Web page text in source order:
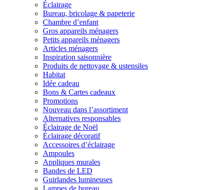
Éclairage
Bureau, bricolage & papeterie
Chambre d’enfant
Gros appareils ménagers
Petits appareils ménagers
Articles ménagers
Inspiration saisonnière
Produits de nettoyage & ustensiles
Habitat
Idée cadeau
Bons & Cartes cadeaux
Promotions
Nouveau dans l’assortiment
Alternatives responsables
Éclairage de Noël
Éclairage décoratif
Accessoires d’éclairage
Ampoules
Appliques murales
Bandes de LED
Guirlandes lumineuses
Lampes de bureau